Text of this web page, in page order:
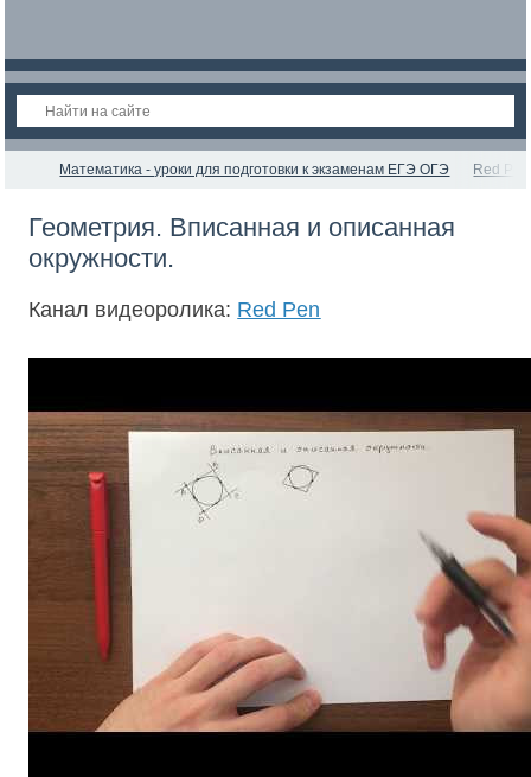
Математика - уроки для подготовки к экзаменам ЕГЭ ОГЭ Red Pen
Геометрия. Вписанная и описанная
окружности.
Канал видеоролика: Red Pen